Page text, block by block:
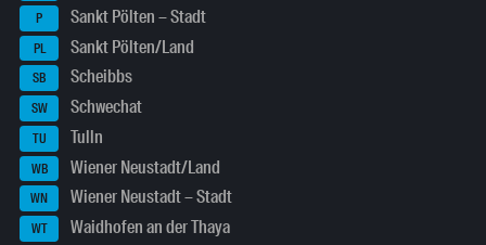
P Sankt Pölten – Stadt
PL Sankt Pölten/Land
SB Scheibbs
SW Schwechat
TU Tulln
WB Wiener Neustadt/Land
WN Wiener Neustadt – Stadt
WT Waidhofen an der Thaya